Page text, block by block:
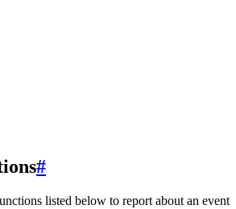
#
listed below to report about an event